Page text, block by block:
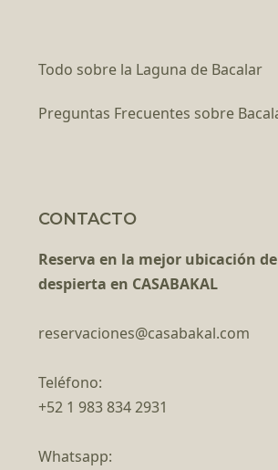
Todo sobre la Laguna de Bacalar
Preguntas Frecuentes sobre
CONTACTO
Reserva en la mejor ubicación
despierta en CASABAKAL
reservaciones@casabakal.com
Teléfono:
+52 1 983 834 2931
Whatsapp: